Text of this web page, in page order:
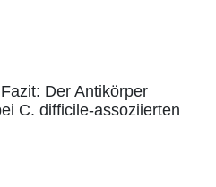
Der Antikörper
C. difficile-assoziierten